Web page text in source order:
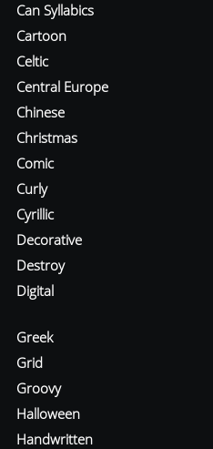
Can Syllabics
Cartoon
Celtic
Central Europe
Chinese
Christmas
Comic
Curly
Cyrillic
Decorative
Destroy
Digital
Greek
Grid
Groovy
Halloween
Handwritten